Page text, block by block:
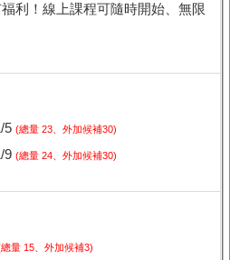
利！線上課程可隨時開始、無限
5 (總量 23、外加候補30)
9 (總量 24、外加候補30)
量 15、外加候補3)